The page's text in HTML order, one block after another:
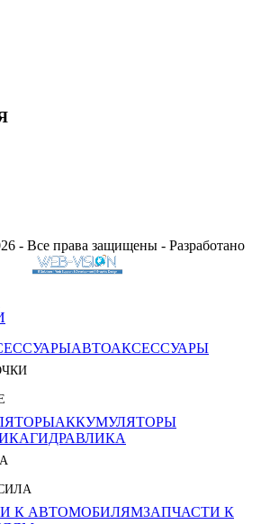
- Все права защищены - Разработано
АВТОАКСЕССУАРЫ
АККУМУЛЯТОРЫ
ГИДРАВЛИКА
ЗАПЧАСТИ К